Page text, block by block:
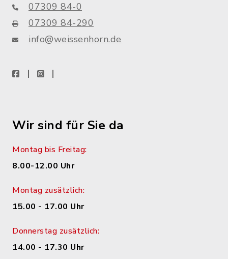
07309 84-0
07309 84-290
info@weissenhorn.de
facebookinstagram
Wir sind für Sie da
Montag bis Freitag:
8.00-12.00 Uhr
Montag zusätzlich:
15.00 - 17.00 Uhr
Donnerstag zusätzlich:
14.00 - 17.30 Uhr